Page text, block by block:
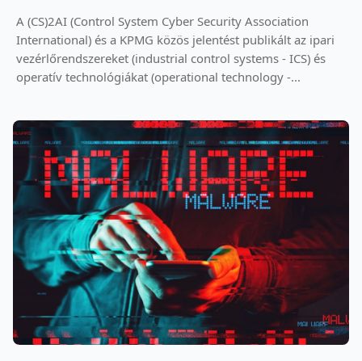
A (CS)2AI (Control System Cyber Security Association
International) és a KPMG közös jelentést publikált az ipari
vezérlőrendszereket (industrial control systems - ICS) és
operatív technológiákat (operational technology -...